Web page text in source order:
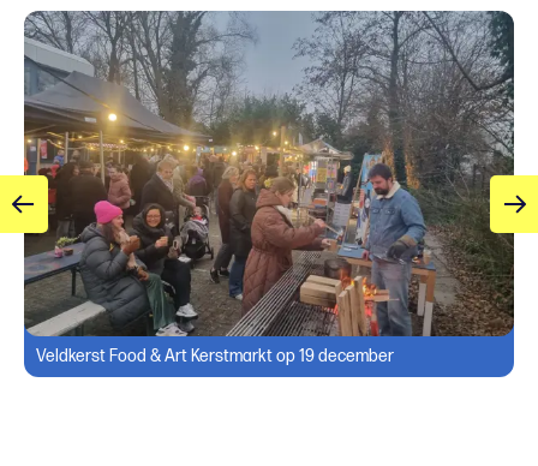
Veldkerst Food & Art Kerstmarkt op 19 december